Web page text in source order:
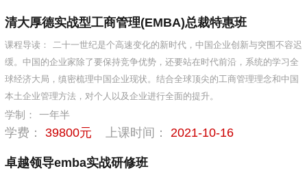
清大厚德实战型工商管理(EMBA)总裁特惠班
课程导读：
二十一世纪是个高速变化的新时代，中国企业创新与突围不容迟
缓。中国的企业家除了要保持竞争优势，还要站在时代前沿，系统的学习全
球经济大局，缜密梳理中国企业现状。结合全球顶尖的工商管理理念和中国
本土企业管理方法，对个人以及企业进行全面的提升。
学制： 一年半
学费： 39800元 上课时间： 2021-10-16
卓越领导emba实战研修班